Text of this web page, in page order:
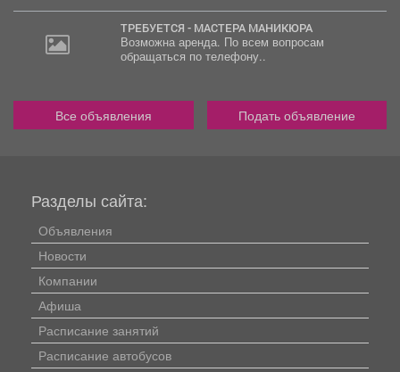
ТРЕБУЕТСЯ - МАСТЕРА МАНИКЮРА
Возможна аренда. По всем вопросам
обращаться по телефону..
Все объявления Подать объявление
Разделы сайта:
Объявления
Новости
Компании
Афиша
Расписание занятий
Расписание автобусов